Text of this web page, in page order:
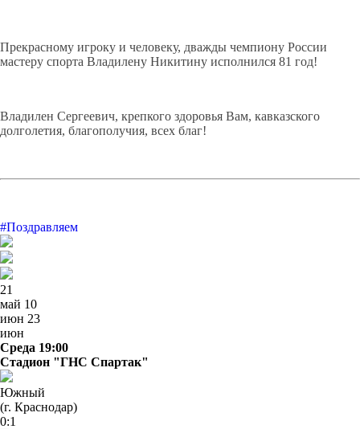
Прекрасному игроку и человеку, дважды чемпиону России
мастеру спорта Владилену Никитину исполнился 81 год!
Владилен Сергеевич, крепкого здоровья Вам, кавказского
долголетия, благополучия, всех благ!
#Поздравляем
21
май 10
июн 23
июн
Среда 19:00
Стадион "ГНС Спартак"
Южный
(г. Краснодар)
0:1